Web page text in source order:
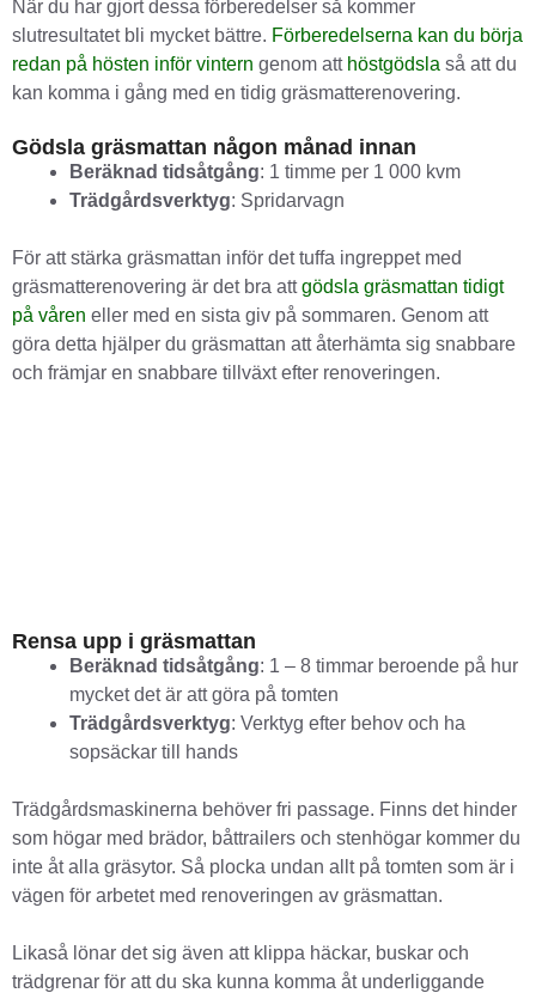
När du har gjort dessa förberedelser så kommer
slutresultatet bli mycket bättre. Förberedelserna kan du börja
redan på hösten inför vintern genom att höstgödsla så att du
kan komma i gång med en tidig gräsmatterenovering.
Gödsla gräsmattan någon månad innan
Beräknad tidsåtgång: 1 timme per 1 000 kvm
Trädgårdsverktyg: Spridarvagn
För att stärka gräsmattan inför det tuffa ingreppet med
gräsmatterenovering är det bra attgödsla gräsmattan tidigt
på våren eller med en sista giv på sommaren. Genom att
göra detta hjälper du gräsmattan att återhämta sig snabbare
och främjar en snabbare tillväxt efter renoveringen.
Rensa upp i gräsmattan
Beräknad tidsåtgång: 1 – 8 timmar beroende på hur
mycket det är att göra på tomten
Trädgårdsverktyg: Verktyg efter behov och ha
sopsäckar till hands
Trädgårdsmaskinerna behöver fri passage. Finns det hinder
som högar med brädor, båttrailers och stenhögar kommer du
inte åt alla gräsytor. Så plocka undan allt på tomten som är i
vägen för arbetet med renoveringen av gräsmattan.
Likaså lönar det sig även att klippa häckar, buskar och
trädgrenar för att du ska kunna komma åt underliggande